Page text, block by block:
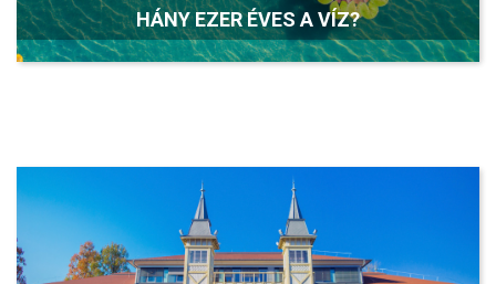
HÁNY EZER ÉVES A VÍZ?